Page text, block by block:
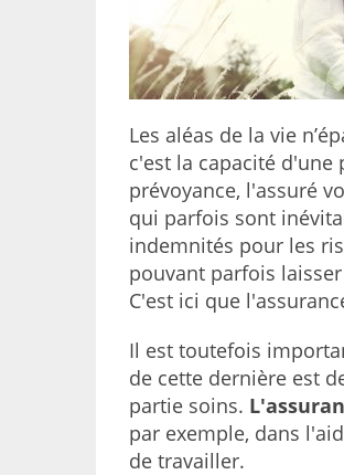
Les aléas de la vie
c'est la capacité d'une
prévoyance, l'assuré
qui parfois sont
indemnités pour les
pouvant parfois
C'est ici que
Il est toutefois
de cette dernière est
partie soins.
par exemple, dans
de travailler.